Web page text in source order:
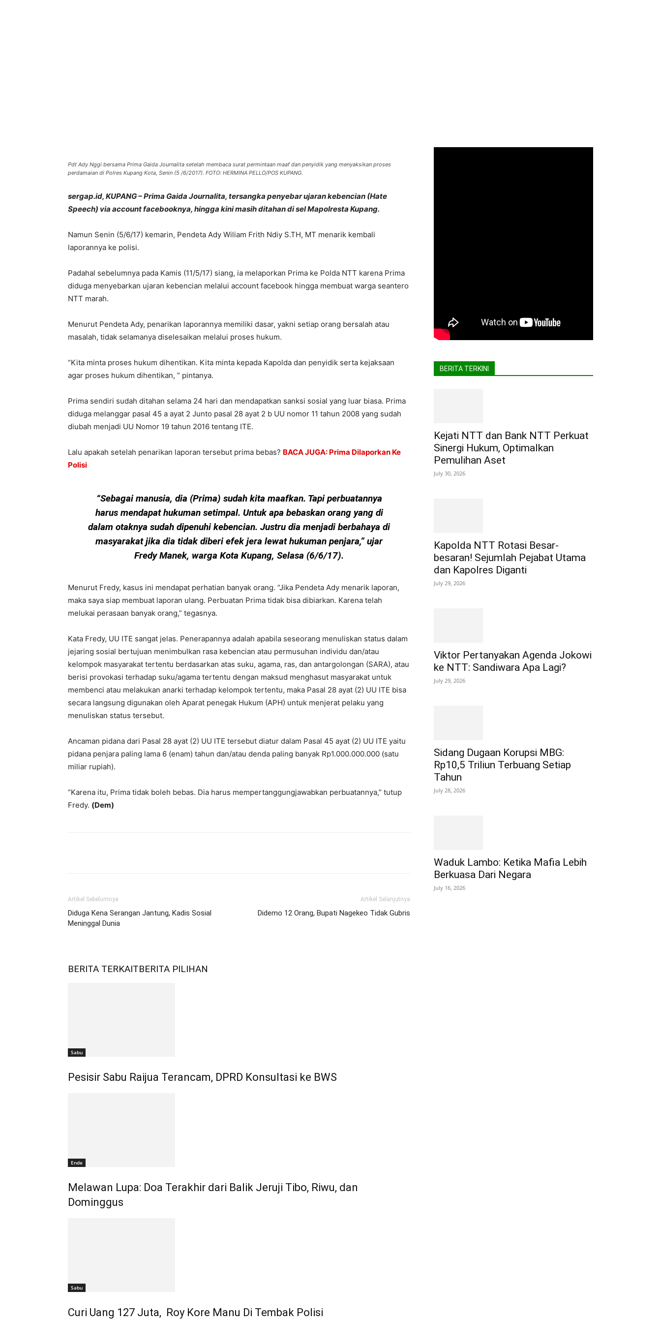
Pdt Ady Nggi bersama Prima Gaida Journalita setelah membaca surat permintaan maaf dan penyidik yang menyaksikan proses
perdamaian di Polres Kupang Kota, Senin (5 /6/2017). FOTO: HERMINA PELLO/POS KUPANG.
sergap.id, KUPANG – Prima Gaida Journalita, tersangka penyebar ujaran kebencian (Hate
Speech) via account facebooknya, hingga kini masih ditahan di sel Mapolresta Kupang.
Namun Senin (5/6/17) kemarin, Pendeta Ady Wiliam Frith Ndiy S.TH, MT menarik kembali
laporannya ke polisi.
Padahal sebelumnya pada Kamis (11/5/17) siang, ia melaporkan Prima ke Polda NTT karena Prima
diduga menyebarkan ujaran kebencian melalui account facebook hingga membuat warga seantero
NTT marah.
Menurut Pendeta Ady, penarikan laporannya memiliki dasar, yakni setiap orang bersalah atau
masalah, tidak selamanya diselesaikan melalui proses hukum.
“Kita minta proses hukum dihentikan. Kita minta kepada Kapolda dan penyidik serta kejaksaan
agar proses hukum dihentikan, ” pintanya.
Prima sendiri sudah ditahan selama 24 hari dan mendapatkan sanksi sosial yang luar biasa. Prima
diduga melanggar pasal 45 a ayat 2 Junto pasal 28 ayat 2 b UU nomor 11 tahun 2008 yang sudah
diubah menjadi UU Nomor 19 tahun 2016 tentang ITE.
Lalu apakah setelah penarikan laporan tersebut prima bebas? BACA JUGA: Prima Dilaporkan Ke
Polisi
“Sebagai manusia, dia (Prima) sudah kita maafkan. Tapi perbuatannya
harus mendapat hukuman setimpal. Untuk apa bebaskan orang yang di
dalam otaknya sudah dipenuhi kebencian. Justru dia menjadi berbahaya di
masyarakat jika dia tidak diberi efek jera lewat hukuman penjara,” ujar
Fredy Manek, warga Kota Kupang, Selasa (6/6/17).
Menurut Fredy, kasus ini mendapat perhatian banyak orang. “Jika Pendeta Ady menarik laporan,
maka saya siap membuat laporan ulang. Perbuatan Prima tidak bisa dibiarkan. Karena telah
melukai perasaan banyak orang,” tegasnya.
Kata Fredy, UU ITE sangat jelas. Penerapannya adalah apabila seseorang menuliskan status dalam
jejaring sosial bertujuan menimbulkan rasa kebencian atau permusuhan individu dan/atau
kelompok masyarakat tertentu berdasarkan atas suku, agama, ras, dan antargolongan (SARA), atau
berisi provokasi terhadap suku/agama tertentu dengan maksud menghasut masyarakat untuk
membenci atau melakukan anarki terhadap kelompok tertentu, maka Pasal 28 ayat (2) UU ITE bisa
secara langsung digunakan oleh Aparat penegak Hukum (APH) untuk menjerat pelaku yang
menuliskan status tersebut.
Ancaman pidana dari Pasal 28 ayat (2) UU ITE tersebut diatur dalam Pasal 45 ayat (2) UU ITE yaitu
pidana penjara paling lama 6 (enam) tahun dan/atau denda paling banyak Rp1.000.000.000 (satu
miliar rupiah).
“Karena itu, Prima tidak boleh bebas. Dia harus mempertanggungjawabkan perbuatannya,” tutup
Fredy. (Dem)
Artikel Sebelumnya
Diduga Kena Serangan Jantung, Kadis Sosial
Meninggal Dunia
Artikel Selanjutnya
Didemo 12 Orang, Bupati Nagekeo Tidak Gubris
BERITA TERKAITBERITA PILIHAN
Sabu
Pesisir Sabu Raijua Terancam, DPRD Konsultasi ke BWS
Ende
Melawan Lupa: Doa Terakhir dari Balik Jeruji Tibo, Riwu, dan
Dominggus
Sabu
Curi Uang 127 Juta, Roy Kore Manu Di Tembak Polisi
BERITA TERKINI
Kejati NTT dan Bank NTT Perkuat
Sinergi Hukum, Optimalkan
Pemulihan Aset
July 30, 2026
Kapolda NTT Rotasi Besar-
besaran! Sejumlah Pejabat Utama
dan Kapolres Diganti
July 29, 2026
Viktor Pertanyakan Agenda Jokowi
ke NTT: Sandiwara Apa Lagi?
July 29, 2026
Sidang Dugaan Korupsi MBG:
Rp10,5 Triliun Terbuang Setiap
Tahun
July 28, 2026
Waduk Lambo: Ketika Mafia Lebih
Berkuasa Dari Negara
July 16, 2026